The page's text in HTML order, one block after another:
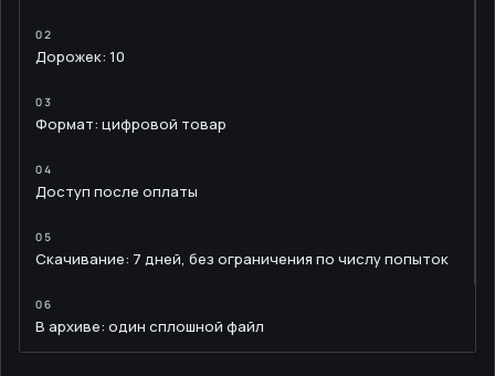
Дорожек: 10
Формат: цифровой товар
Доступ после оплаты
Скачивание: 7 дней, без ограничения по числу попыток
В архиве: один сплошной файл